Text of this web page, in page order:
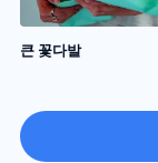
큰 꽃다발